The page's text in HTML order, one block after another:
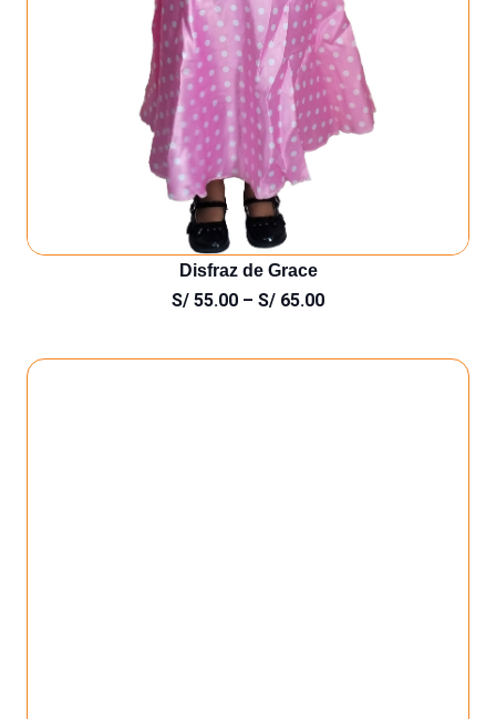
Disfraz de Grace
S/ 55.00 – S/ 65.00